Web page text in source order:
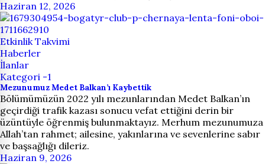
Haziran 12, 2026
Etkinlik Takvimi
Haberler
İlanlar
Kategori -1
Mezunumuz Medet Balkan’ı Kaybettik
Bölümümüzün 2022 yılı mezunlarından Medet Balkan’ın
geçirdiği trafik kazası sonucu vefat ettiğini derin bir
üzüntüyle öğrenmiş bulunmaktayız. Merhum mezunumuza
Allah’tan rahmet; ailesine, yakınlarına ve sevenlerine sabır
ve başsağlığı dileriz.
Haziran 9, 2026